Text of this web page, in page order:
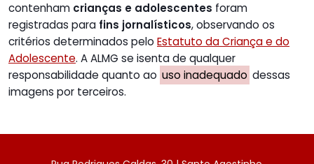
contenham crianças e adolescentes foram
registradas para fins jornalísticos, observando os
critérios determinados pelo Estatuto da Criança e do
Adolescente. A ALMG se isenta de qualquer
responsabilidade quanto ao uso inadequado dessas
imagens por terceiros.